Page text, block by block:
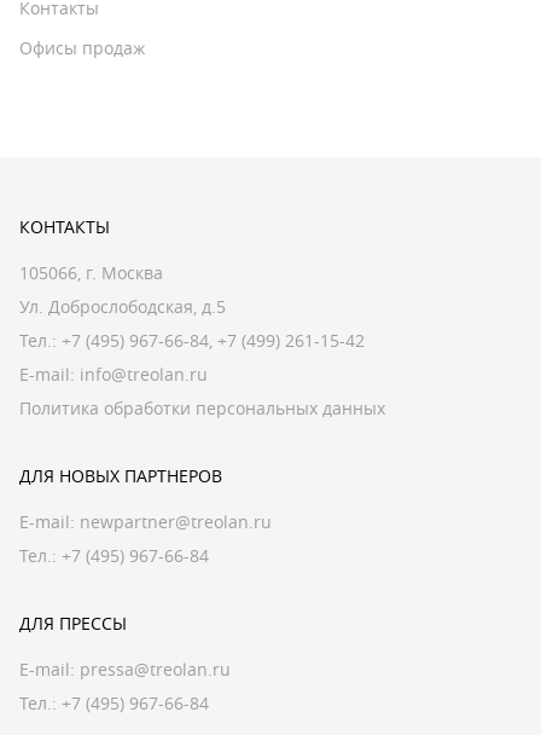
Контакты
Офисы продаж
КОНТАКТЫ
105066, г. Москва
Ул. Доброслободская, д.5
Тел.: +7 (495) 967-66-84, +7 (499) 261-15-42
E-mail: info@treolan.ru
Политика обработки персональных данных
ДЛЯ НОВЫХ ПАРТНЕРОВ
E-mail: newpartner@treolan.ru
Тел.: +7 (495) 967-66-84
ДЛЯ ПРЕССЫ
E-mail: pressa@treolan.ru
Тел.: +7 (495) 967-66-84